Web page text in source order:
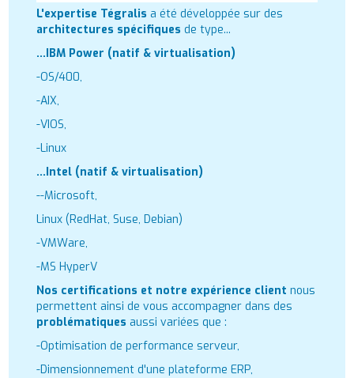
L'expertise Tégralisa été développée sur des
architectures spécifiquesde type...
...IBM Power (natif & virtualisation)
-OS/400,
-AIX,
-VIOS,
-Linux
...Intel (natif & virtualisation)
--Microsoft,
Linux (RedHat, Suse, Debian)
-VMWare,
-MS HyperV
Nos certifications et notre expérience clientnous
permettent ainsi de vous accompagner dans des
problématiquesaussi variées que :
-Optimisation de performance serveur,
-Dimensionnement d'une plateforme ERP,